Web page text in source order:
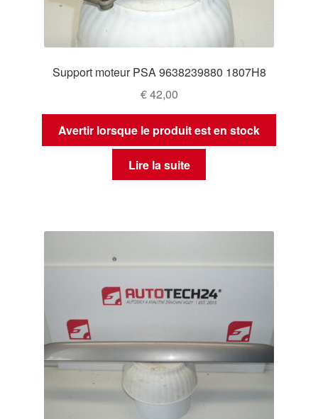
Support moteur PSA 9638239880 1807H8
€42,00
Avertir lorsque le produit est en stock
Lire la suite